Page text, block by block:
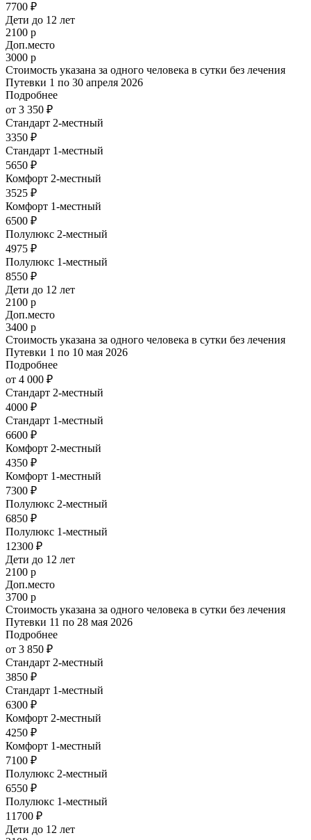
7700 ₽
Дети до 12 лет
2100 р
Доп.место
3000 р
Стоимость указана за одного человека в сутки без лечения
Путевки 1 по 30 апреля 2026
Подробнее
от 3 350 ₽
Стандарт 2-местный
3350 ₽
Стандарт 1-местный
5650 ₽
Комфорт 2-местный
3525 ₽
Комфорт 1-местный
6500 ₽
Полулюкс 2-местный
4975 ₽
Полулюкс 1-местный
8550 ₽
Дети до 12 лет
2100 р
Доп.место
3400 р
Стоимость указана за одного человека в сутки без лечения
Путевки 1 по 10 мая 2026
Подробнее
от 4 000 ₽
Стандарт 2-местный
4000 ₽
Стандарт 1-местный
6600 ₽
Комфорт 2-местный
4350 ₽
Комфорт 1-местный
7300 ₽
Полулюкс 2-местный
6850 ₽
Полулюкс 1-местный
12300 ₽
Дети до 12 лет
2100 р
Доп.место
3700 р
Стоимость указана за одного человека в сутки без лечения
Путевки 11 по 28 мая 2026
Подробнее
от 3 850 ₽
Стандарт 2-местный
3850 ₽
Стандарт 1-местный
6300 ₽
Комфорт 2-местный
4250 ₽
Комфорт 1-местный
7100 ₽
Полулюкс 2-местный
6550 ₽
Полулюкс 1-местный
11700 ₽
Дети до 12 лет